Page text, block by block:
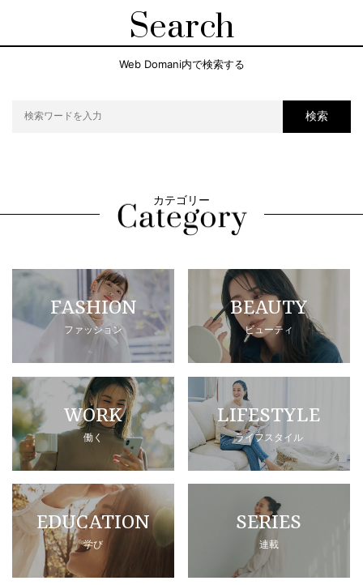
Search
Web Domani内で検索する
検索
カテゴリー
FASHION
ファッション
BEAUTY
ビューティ
WORK
働く
LIFESTYLE
ライフスタイル
EDUCATION
学び
SERIES
連載